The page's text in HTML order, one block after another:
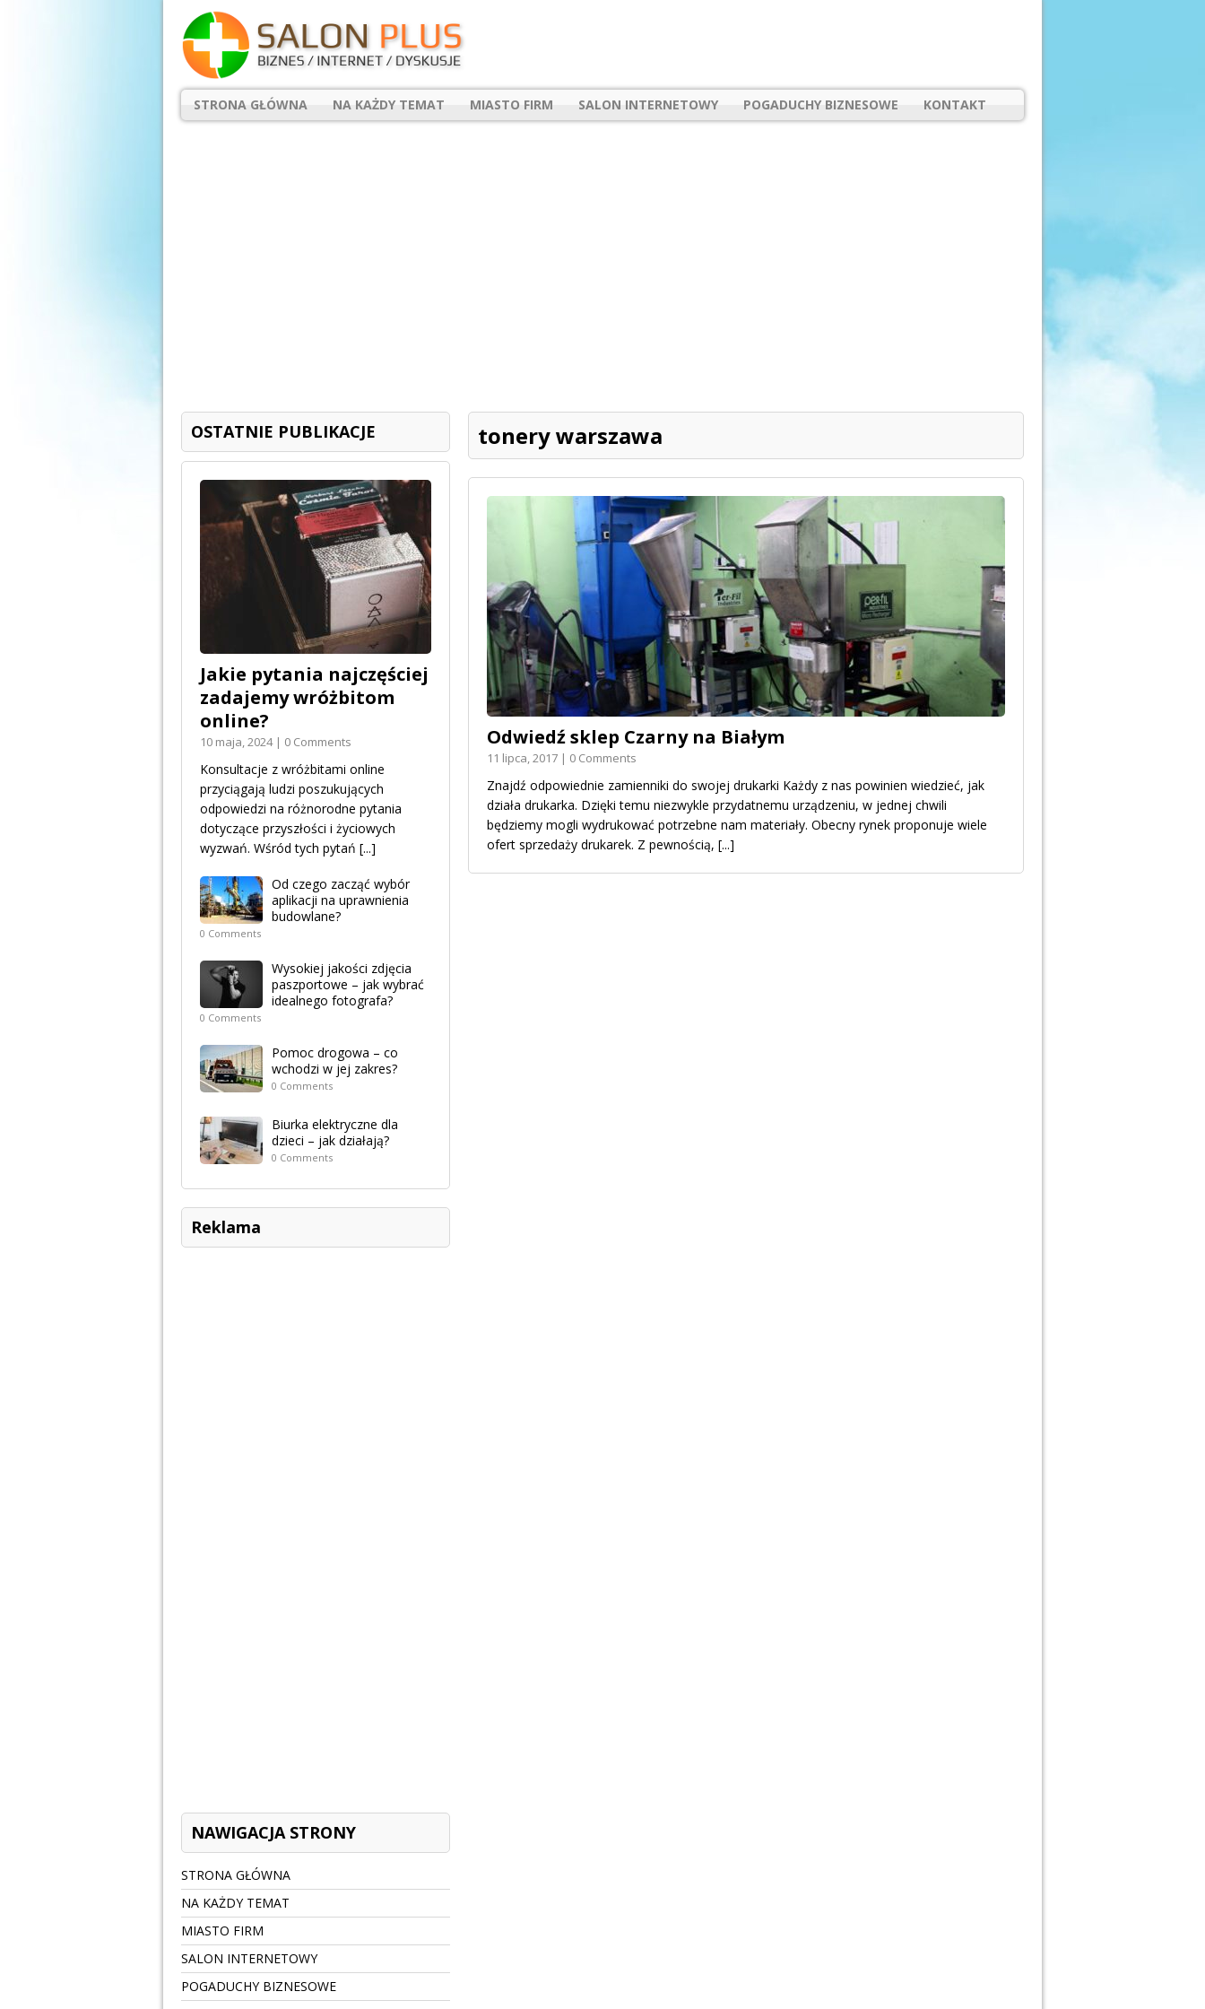
STRONA GŁÓWNA NA KAŻDY TEMAT MIASTO FIRM SALON INTERNETOWY POGADUCHY BIZNESOWE KONTAKT
tonery warszawa
Odwiedź sklep Czarny na Białym
11 lipca, 2017 | 0 Comments
Znajdź odpowiednie zamienniki do swojej drukarki Każdy z nas powinien wiedzieć, jak
działa drukarka. Dzięki temu niezwykle przydatnemu urządzeniu, w jednej chwili
będziemy mogli wydrukować potrzebne nam materiały. Obecny rynek proponuje wiele
ofert sprzedaży drukarek. Z pewnością, [...]
OSTATNIE PUBLIKACJE
Jakie pytania najczęściej
zadajemy wróżbitom
online?
10 maja, 2024 | 0 Comments
Konsultacje z wróżbitami online
przyciągają ludzi poszukujących
odpowiedzi na różnorodne pytania
dotyczące przyszłości i życiowych
wyzwań. Wśród tych pytań [...]
Od czego zacząć wybór
aplikacji na uprawnienia
budowlane?
0 Comments
Wysokiej jakości zdjęcia
paszportowe – jak wybrać
idealnego fotografa?
0 Comments
Pomoc drogowa – co
wchodzi w jej zakres?
0 Comments
Biurka elektryczne dla
dzieci – jak działają?
0 Comments
Reklama
NAWIGACJA STRONY
STRONA GŁÓWNA
NA KAŻDY TEMAT
MIASTO FIRM
SALON INTERNETOWY
POGADUCHY BIZNESOWE